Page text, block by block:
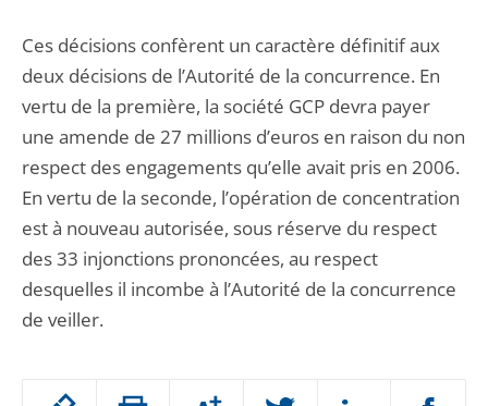
Passer
Ces décisions confèrent un caractère définitif aux
deux décisions de l’Autorité de la concurrence. En
vertu de la première, la société GCP devra payer
une amende de 27 millions d’euros en raison du non
respect des engagements qu’elle avait pris en 2006.
En vertu de la seconde, l’opération de concentration
est à nouveau autorisée, sous réserve du respect
des 33 injonctions prononcées, au respect
desquelles il incombe à l’Autorité de la concurrence
de veiller.